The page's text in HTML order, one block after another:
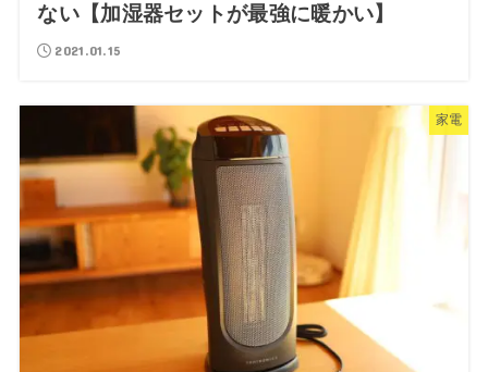
ない【加湿器セットが最強に暖かい】
2021.01.15
家電